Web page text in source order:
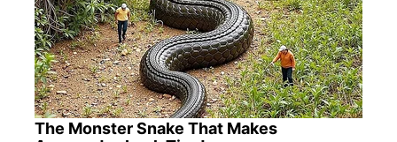
The Monster Snake That Makes